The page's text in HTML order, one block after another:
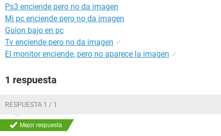
Ps3 enciende pero no da imagen
Mi pc enciende pero no da imagen
Guion bajo en pc
Tv enciende pero no da imagen ✓
El monitor enciende, pero no aparece la imagen ✓
1 respuesta
RESPUESTA 1 / 1
Mejor respuesta